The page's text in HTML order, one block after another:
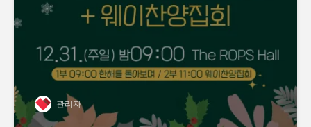
관리자